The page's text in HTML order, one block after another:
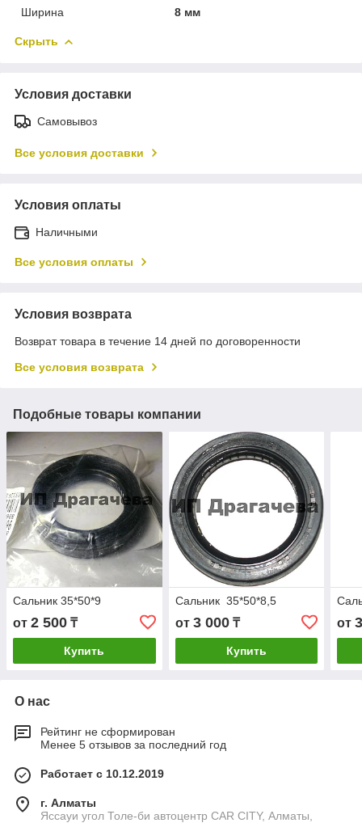
Ширина
8 мм
Скрыть
Условия доставки
Самовывоз
Все условия доставки
Условия оплаты
Наличными
Все условия оплаты
Условия возврата
Возврат товара в течение 14 дней по договоренности
Все условия возврата
Подобные товары компании
Сальник 35*50*9
от 2 500 ₸
Купить
Сальник 35*50*8,5
от 3 000₸
Купить
от
О нас
Рейтинг не сформирован
Менее 5 отзывов за последний год
Работает с 10.12.2019
г. Алматы
Яссауи угол Толе-би автоцентр CAR CITY, Алматы,